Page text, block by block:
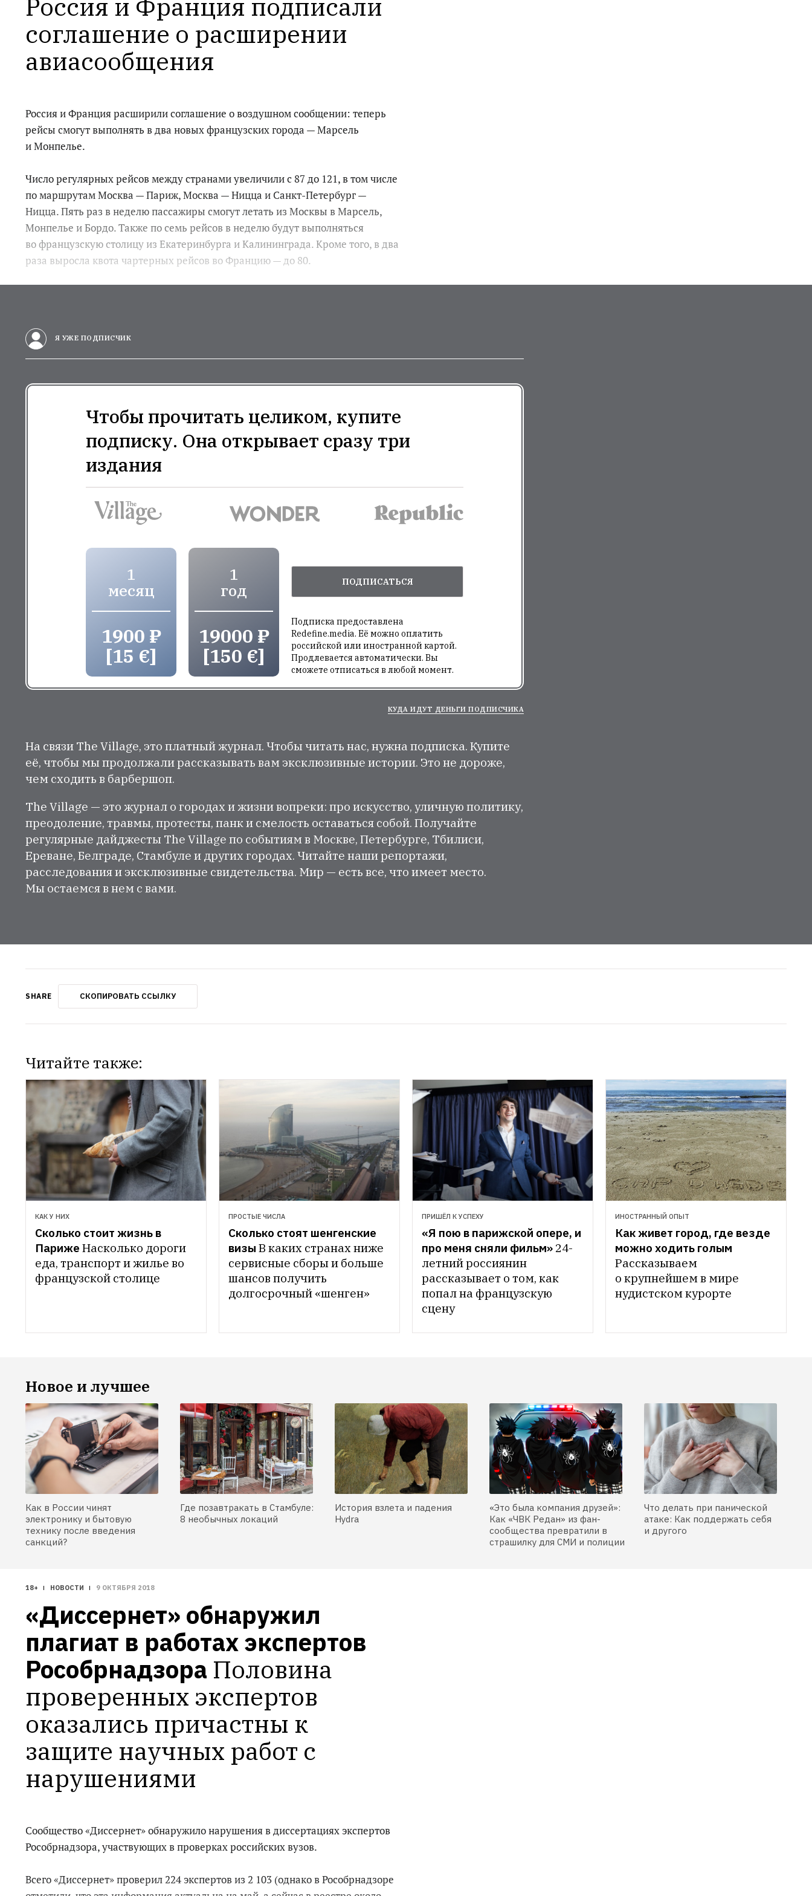
Россия и Франция подписали
соглашение о расширении
авиасообщения
Россия и Франция расширили соглашение о воздушном сообщении: теперь
рейсы смогут выполнять в два новых французских города — Марсель
и Монпелье.
Число регулярных рейсов между странами увеличили с 87 до 121, в том числе
по маршрутам Москва — Париж, Москва — Ницца и Санкт-Петербург —
Ницца. Пять раз в неделю пассажиры смогут летать из Москвы в Марсель,
Монпелье и Бордо. Также по семь рейсов в неделю будут выполняться
во французскую столицу из Екатеринбурга и Калининграда. Кроме того, в два
раза выросла квота чартерных рейсов во Францию — до 80.
Я УЖЕ ПОДПИСЧИК
Чтобы прочитать целиком, купите
подписку. Она открывает сразу три
издания
1
месяц
1900 ₽
[15 €]
1
год
19000 ₽
[150 €]
ПОДПИСАТЬСЯ
Подписка предоставлена
Redefine.media. Её можно оплатить
российской или иностранной картой.
Продлевается автоматически. Вы
сможете отписаться в любой момент.
КУДА ИДУТ ДЕНЬГИ ПОДПИСЧИКА
На связи The Village, это платный журнал. Чтобы читать нас, нужна подписка. Купите
её, чтобы мы продолжали рассказывать вам эксклюзивные истории. Это не дороже,
чем сходить в барбершоп.
The Village — это журнал о городах и жизни вопреки: про искусство, уличную политику,
преодоление, травмы, протесты, панк и смелость оставаться собой. Получайте
регулярные дайджесты The Village по событиям в Москве, Петербурге, Тбилиси,
Ереване, Белграде, Стамбуле и других городах. Читайте наши репортажи,
расследования и эксклюзивные свидетельства. Мир — есть все, что имеет место.
Мы остаемся в нем с вами.
SHARE СКОПИРОВАТЬ ССЫЛКУ
Читайте также:
КАК У НИХ
Сколько стоит жизнь в
Париже Насколько дороги
еда, транспорт и жилье во
французской столице
ПРОСТЫЕ ЧИСЛА
Сколько стоят шенгенские
визы В каких странах ниже
сервисные сборы и больше
шансов получить
долгосрочный «шенген»
ПРИШЁЛ К УСПЕХУ
«Я пою в парижской опере, и
про меня сняли фильм» 24-
летний россиянин
рассказывает о том, как
попал на французскую
сцену
ИНОСТРАННЫЙ ОПЫТ
Как живет город, где везде
можно ходить голым
Рассказываем
о крупнейшем в мире
нудистском курорте
Новое и лучшее
Как в России чинят
электронику и бытовую
технику после введения
санкций?
Где позавтракать в Стамбуле:
8 необычных локаций
История взлета и падения
Hydra
«Это была компания друзей»:
Как «ЧВК Редан» из фан-
сообщества превратили в
страшилку для СМИ и полиции
Что делать при панической
атаке: Как поддержать себя
и другого
18+ НОВОСТИ 9 ОКТЯБРЯ 2018
«Диссернет» обнаружил
плагиат в работах экспертов
Рособрнадзора Половина
проверенных экспертов
оказались причастны к
защите научных работ с
нарушениями
Сообщество «Диссернет» обнаружило нарушения в диссертациях экспертов
Рособрнадзора, участвующих в проверках российских вузов.
Всего «Диссернет» проверил 224 экспертов из 2 103 (однако в Рособрнадзоре